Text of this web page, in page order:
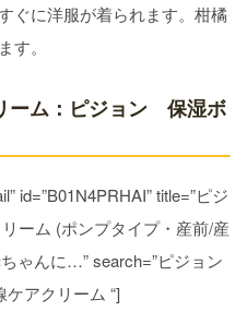
ぐに洋服が着られます。柑橘
す。
ーム：ピジョン 保湿ボ
id=”B01N4PRHAI” title=”ピジ
ーム (ポンプタイプ・産前/産
ゃんに…” search=”ピジョン
アクリーム “]